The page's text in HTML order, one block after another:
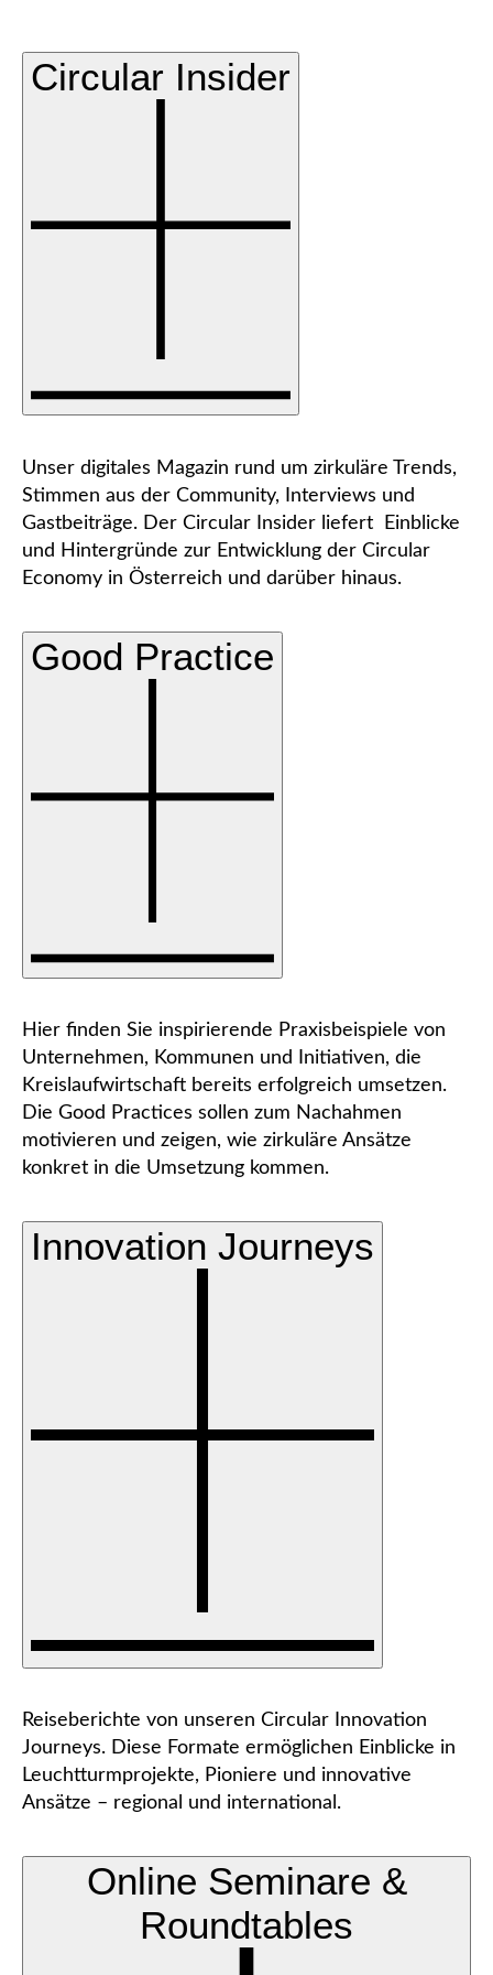
Circular Insider
Unser digitales Magazin rund um zirkuläre Trends,
Stimmen aus der Community, Interviews und
Gastbeiträge. Der Circular Insider liefert Einblicke
und Hintergründe zur Entwicklung der Circular
Economy in Österreich und darüber hinaus.
Good Practice
Hier finden Sie inspirierende Praxisbeispiele von
Unternehmen, Kommunen und Initiativen, die
Kreislaufwirtschaft bereits erfolgreich umsetzen.
Die Good Practices sollen zum Nachahmen
motivieren und zeigen, wie zirkuläre Ansätze
konkret in die Umsetzung kommen.
Innovation Journeys
Reiseberichte von unseren Circular Innovation
Journeys. Diese Formate ermöglichen Einblicke in
Leuchtturmprojekte, Pioniere und innovative
Ansätze – regional und international.
Online Seminare &
Roundtables